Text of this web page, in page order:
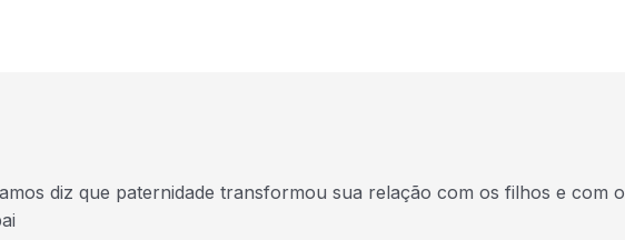
diz que paternidade transformou sua relação com os filhos e com o